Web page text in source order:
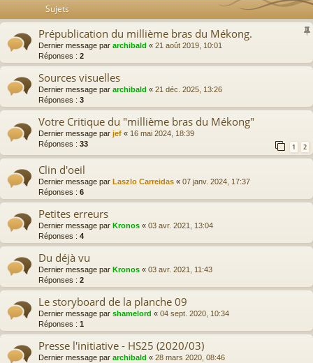
Sujets
Prépublication du millième bras du Mékong.
Dernier message par archibald « 21 août 2019, 10:01
Réponses : 2
Sources visuelles
Dernier message par archibald « 21 déc. 2025, 13:26
Réponses : 3
Votre Critique du "millième bras du Mékong"
Dernier message par jef « 16 mai 2024, 18:39
Réponses : 33 1 2
Clin d'oeil
Dernier message par Laszlo Carreidas « 07 janv. 2024, 17:37
Réponses : 6
Petites erreurs
Dernier message par Kronos « 03 avr. 2021, 13:04
Réponses : 4
Du déjà vu
Dernier message par Kronos « 03 avr. 2021, 11:43
Réponses : 2
Le storyboard de la planche 09
Dernier message par shamelord « 04 sept. 2020, 10:34
Réponses : 1
Presse l'initiative - HS25 (2020/03)
Dernier message par archibald « 28 mars 2020, 08:46